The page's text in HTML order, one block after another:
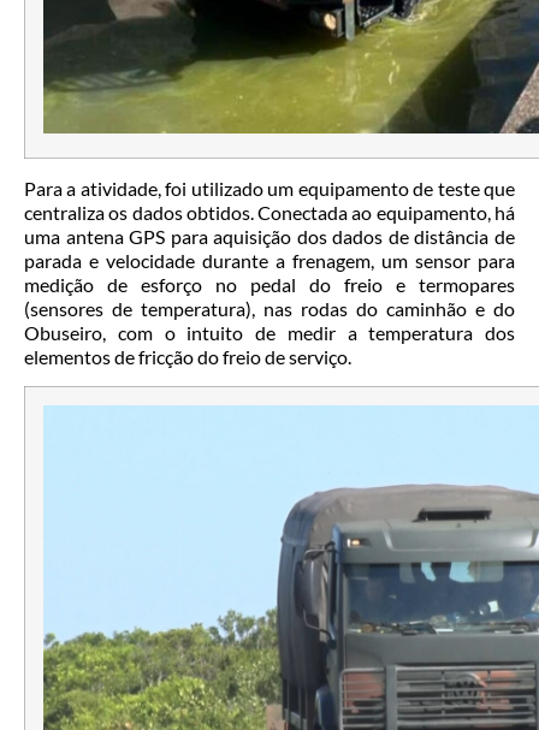
Para a atividade, foi utilizado um equipamento de teste que
centraliza os dados obtidos. Conectada ao equipamento, há
uma antena GPS para aquisição dos dados de distância de
parada e velocidade durante a frenagem, um sensor para
medição de esforço no pedal do freio e termopares
(sensores de temperatura), nas rodas do caminhão e do
Obuseiro, com o intuito de medir a temperatura dos
elementos de fricção do freio de serviço.